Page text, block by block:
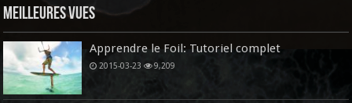
Meilleures vues
Apprendre le Foil: Tutoriel complet
2015-03-23 9,209